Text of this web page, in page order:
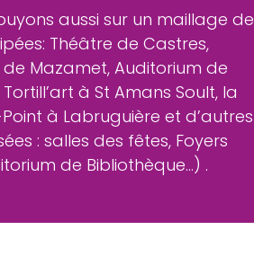
aussi sur un maillage de
Théâtre de Castres,
Mazamet, Auditorium de
à St Amans Soult, la
à Labruguière et d’autres
: salles des fêtes, Foyers
de Bibliothèque…) .